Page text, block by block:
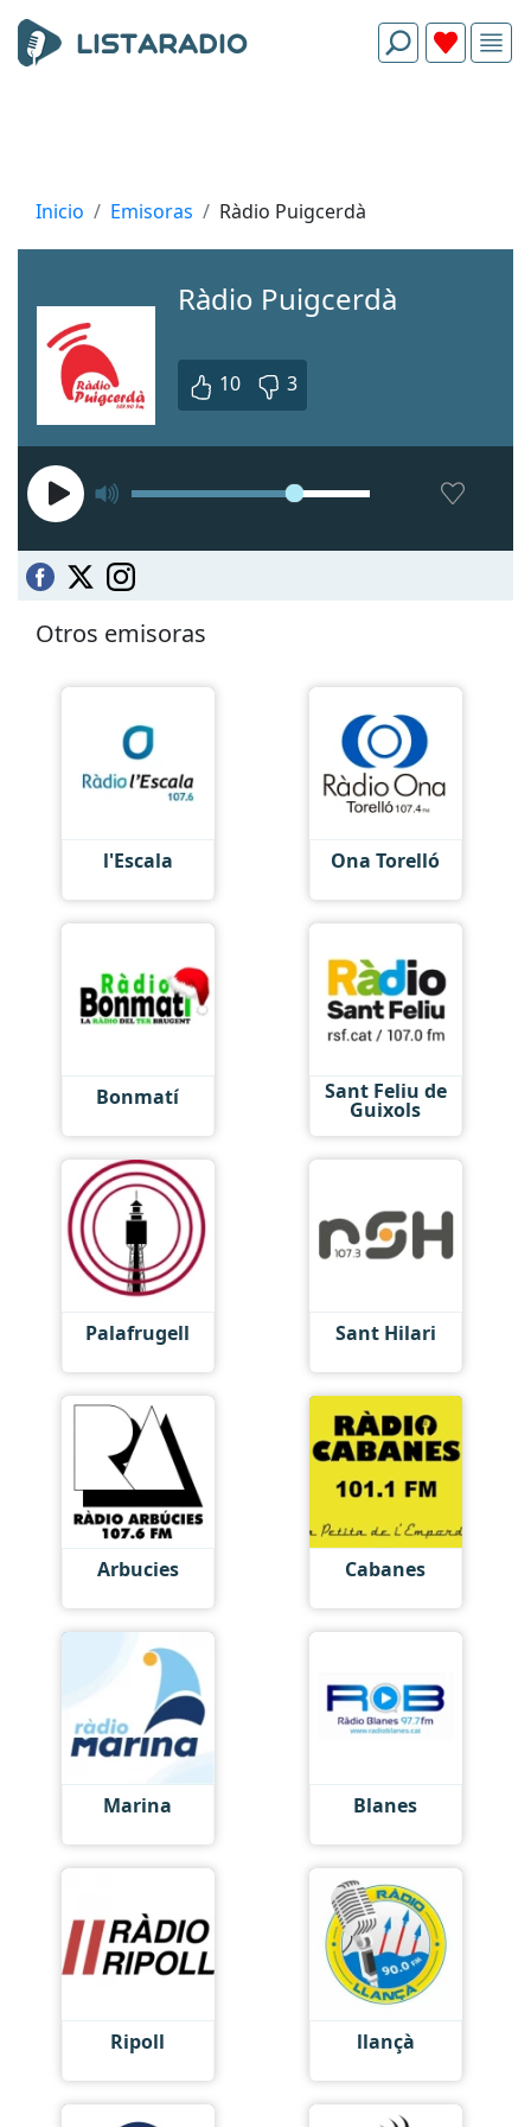
Inicio Emisoras Ràdio Puigcerdà
Ràdio Puigcerdà
10 3
Otros emisoras
l'Escala Ona Torelló
Bonmatí Sant Feliu de
Guixols
Palafrugell Sant Hilari
Arbucies Cabanes
Marina Blanes
Ripoll llançà